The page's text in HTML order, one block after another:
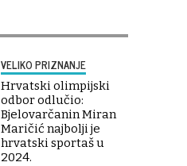
VELIKO PRIZNANJE
Hrvatski olimpijski
odbor odlučio:
Bjelovarčanin Miran
Maričić najbolji je
hrvatski sportaš u
2024.